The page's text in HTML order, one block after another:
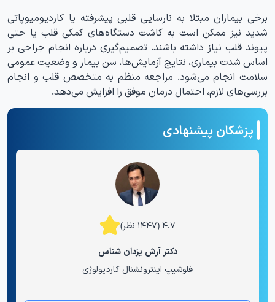
برخی بیماران مبتلا به نارسایی قلبی پیشرفته یا کاردیومیوپاتی
شدید نیز ممکن است به کاشت دستگاه‌های کمکی قلب یا حتی
پیوند قلب نیاز داشته باشند. تصمیم‌گیری درباره انجام جراحی بر
اساس شدت بیماری، نتایج آزمایش‌ها، سن بیمار و وضعیت عمومی
سلامت انجام می‌شود. مراجعه منظم به متخصص قلب و انجام
بررسی‌های لازم، احتمال درمان موفق را افزایش می‌دهد.
پزشکان پیشنهادی
۴.۷ (۱۴۴۷ نظر)
دکتر آرش یزدان شناس
فلوشیپ اینترونشنال کاردیولوژی